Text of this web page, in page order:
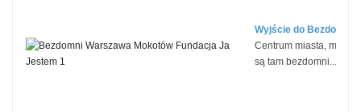
Wyjście do
Centrum miasta,
są tam bezdomni...